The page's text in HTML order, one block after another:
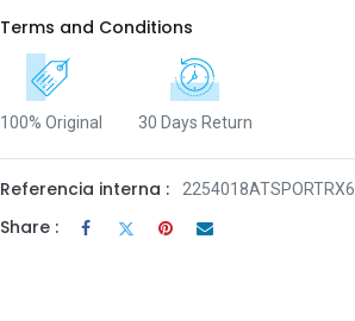
Terms and Conditions
100% Original 30 Days Return
Referencia interna : 2254018ATSPORTRX6
Share :